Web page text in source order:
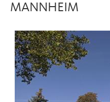
MANNHEIM